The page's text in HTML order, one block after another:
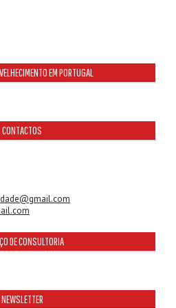
EM PORTUGAL
CONTACTOS
DE CONSULTORIA
NEWSLETTER